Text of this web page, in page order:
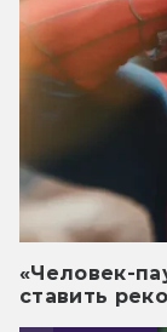
«Человек-
ставить